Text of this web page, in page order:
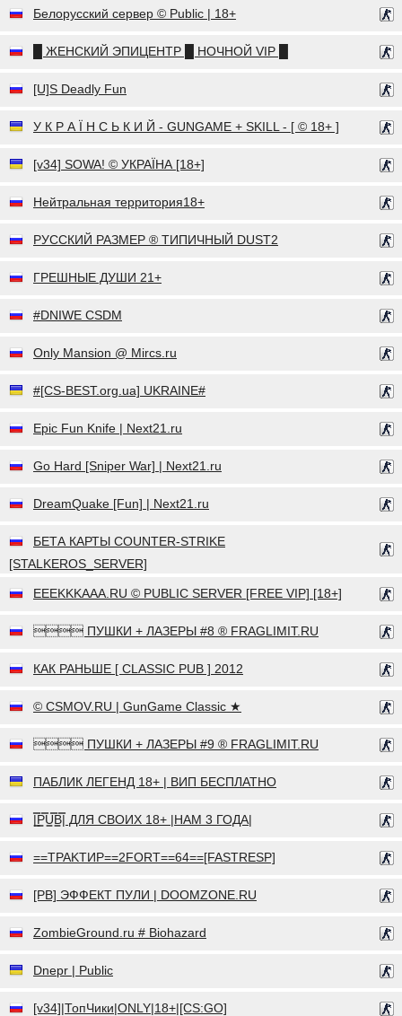
Белорусский сервер © Public | 18+
█ ЖЕНСКИЙ ЭПИЦЕНТР █ НОЧНОЙ VIP █
[U]S Deadly Fun
У К Р А Ї Н С Ь К И Й - GUNGAME + SKILL - [ © 18+ ]
[v34] SOWA! © УКРАЇНА [18+]
Нейтральная территория18+
РУССКИЙ РАЗМЕР ® ТИПИЧНЫЙ DUST2
ГРЕШНЫЕ ДУШИ 21+
#DNIWE CSDM
Only Mansion @ Mircs.ru
#[CS-BEST.org.ua] UKRAINE#
Epic Fun Knife | Next21.ru
Go Hard [Sniper War] | Next21.ru
DreamQuake [Fun] | Next21.ru
БЕТА КАРТЫ COUNTER-STRIKE
[STALKEROS_SERVER]
EEEKKKAAA.RU © PUBLIC SERVER [FREE VIP] [18+]
 ПУШКИ + ЛАЗЕРЫ #8 ® FRAGLIMIT.RU
КАК РАНЬШЕ [ CLASSIC PUB ] 2012
© CSMOV.RU | GunGame Classic ★
 ПУШКИ + ЛАЗЕРЫ #9 ® FRAGLIMIT.RU
ПАБЛИК ЛЕГЕНД 18+ | ВИП БЕСПЛАТНО
|͇̿P͇̿U͇̿B͇̿| ДЛЯ СВОИХ 18+ |НАМ 3 ГОДА|
==TPAKTИP==2FORT==64==[FASTRESP]
[PB] ЭФФЕКТ ПУЛИ | DOOMZONE.RU
ZombieGround.ru # Biohazard
Dnepr | Public
[v34]|ТопЧики|ONLY|18+|[CS:GO]